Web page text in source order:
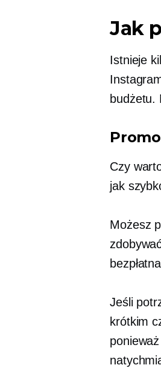
Jak
Istnieje
budżetu.
Czy
jak
Możesz
Jeśli
krótkim